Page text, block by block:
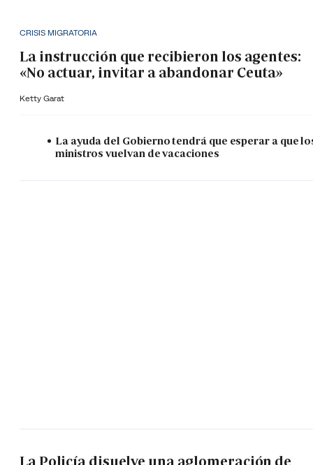
CRISIS MIGRATORIA
La instrucción que recibieron los agentes:
«No actuar, invitar a abandonar Ceuta»
Ketty Garat
La ayuda del Gobierno tendrá que esperar a que
ministros vuelvan de vacaciones
La Policía disuelve una aglomeración de